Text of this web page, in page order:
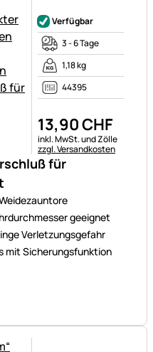
für
geeignet
Verletzungsgefahr
mit Sicherungsfunktion
Verfügbar
3 - 6 Tage
1,18 kg
44395
13,90CHF
Steuerhinweis:
inkl. MwSt. und Zölle
zzgl. Versandkosten